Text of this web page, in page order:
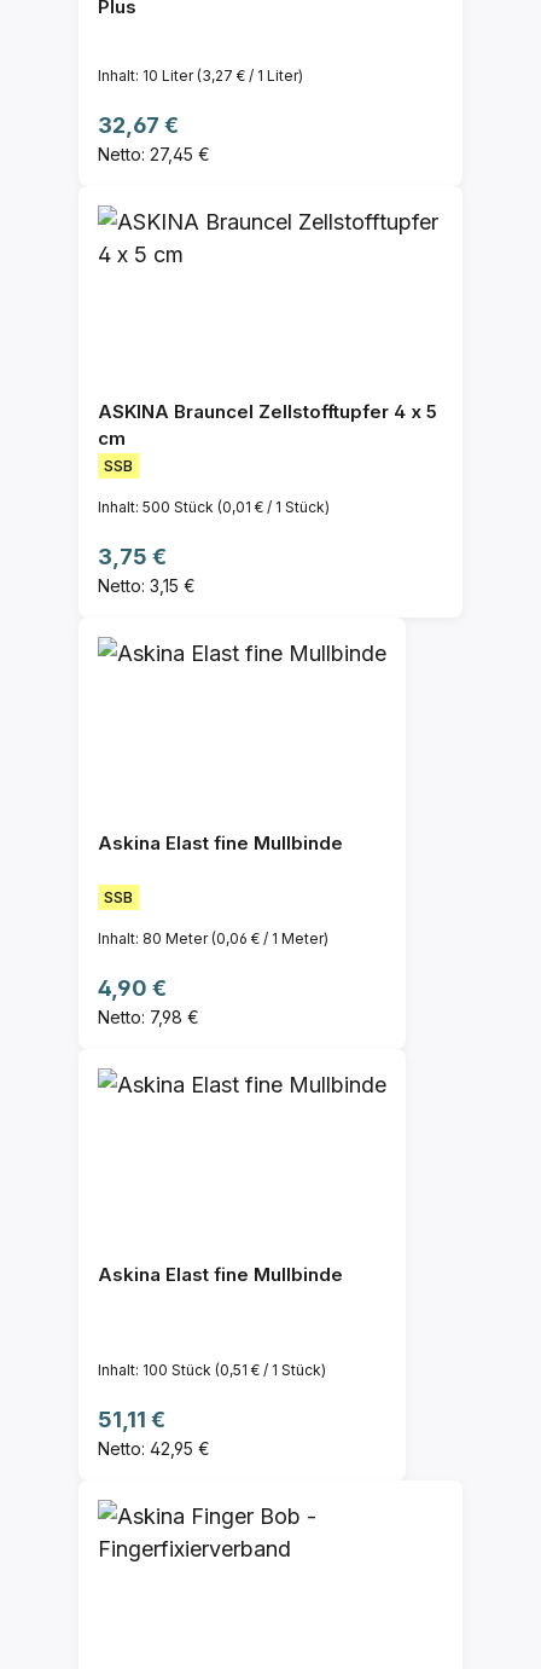
Plus
Inhalt: 10 Liter(3,27 € / 1 Liter)
Regulärer Preis:
32,67 €
Netto: 27,45 €
ASKINA Brauncel Zellstofftupfer 4 x 5
cm
SSB
Inhalt: 500 Stück (0,01 € / 1 Stück)
Regulärer Preis:
3,75 €
Netto: 3,15 €
Askina Elast fine Mullbinde
SSB
Inhalt: 80 Meter(0,06 € / 1 Meter)
Regulärer Preis:
4,90 €
Netto: 7,98 €
Askina Elast fine Mullbinde
Inhalt: 100 Stück (0,51 € / 1 Stück)
Regulärer Preis:
51,11 €
Netto: 42,95 €